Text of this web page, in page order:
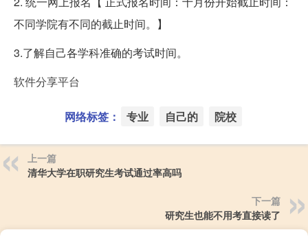
不同学院有不同的截止时间。】
3.了解自己各学科准确的考试时间。
软件分享平台
网络标签： 专业 自己的 院校
上一篇
清华大学在职研究生考试通过率高吗
下一篇
研究生也能不用考直接读了